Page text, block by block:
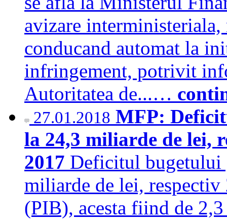
avizare interministeriala,
conducand automat la
infringement, potrivit
Autoritatea de...…
27.01.2018 MFP:
la 24,3 miliarde de lei,
2017 Deficitul bugetului
miliarde de lei,
(PIB), acesta fiind de